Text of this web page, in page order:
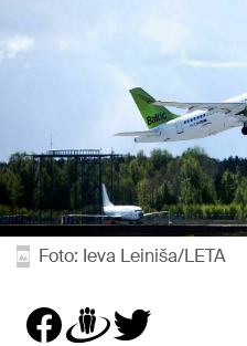
Foto: Ieva Leiniša/LETA